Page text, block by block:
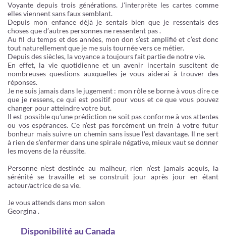
Voyante depuis trois générations. J'interprète les cartes comme
elles viennent sans faux semblant.
Depuis mon enfance déjà je sentais bien que je ressentais des
choses que d’autres personnes ne ressentent pas .
Au fil du temps et des années, mon don s’est amplifié et c’est donc
tout naturellement que je me suis tournée vers ce métier.
Depuis des siècles, la voyance a toujours fait partie de notre vie.
En effet, la vie quotidienne et un avenir incertain suscitent de
nombreuses questions auxquelles je vous aiderai à trouver des
réponses.
Je ne suis jamais dans le jugement : mon rôle se borne à vous dire ce
que je ressens, ce qui est positif pour vous et ce que vous pouvez
changer pour atteindre votre but.
Il est possible qu’une prédiction ne soit pas conforme à vos attentes
ou vos espérances. Ce n’est pas forcément un frein à votre futur
bonheur mais suivre un chemin sans issue l’est davantage. Il ne sert
à rien de s’enfermer dans une spirale négative, mieux vaut se donner
les moyens de la réussite.
Personne n’est destinée au malheur, rien n’est jamais acquis, la
sérénité se travaille et se construit jour après jour en étant
acteur/actrice de sa vie.
Je vous attends dans mon salon
Georgina .
Disponibilitéau Canada